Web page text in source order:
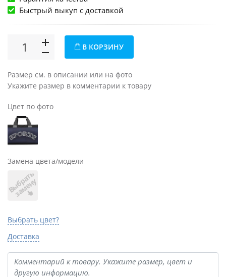
Быстрый выкуп c доставкой
В КОРЗИНУ
Размер см. в описании или на фото
Укажите размер в комментарии к товару
Цвет по фото
Замена цвета/модели
В
ы
б
р
а
т
ь
з
а
м
е
н
у
Выбрать цвет?
Доставка